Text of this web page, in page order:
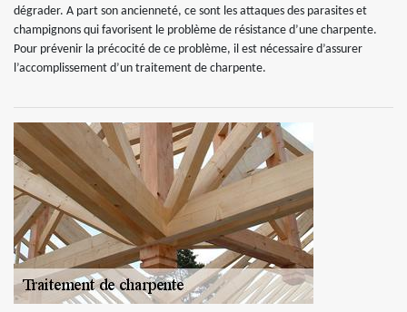
dégrader. A part son ancienneté, ce sont les attaques des parasites et
champignons qui favorisent le problème de résistance d’une charpente.
Pour prévenir la précocité de ce problème, il est nécessaire d’assurer
l’accomplissement d’un traitement de charpente.